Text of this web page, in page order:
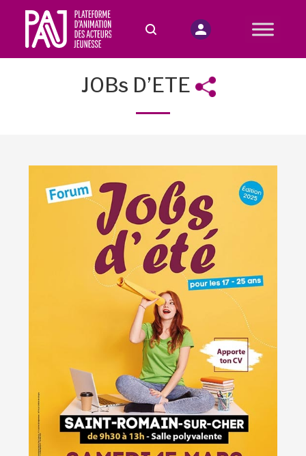
JOBs D’ETE